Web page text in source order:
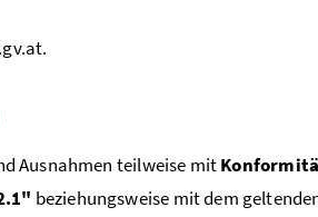
Ausnahmen teilweise mit
beziehungsweise mit dem